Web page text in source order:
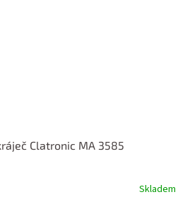
Clatronic MA 3585
Skladem